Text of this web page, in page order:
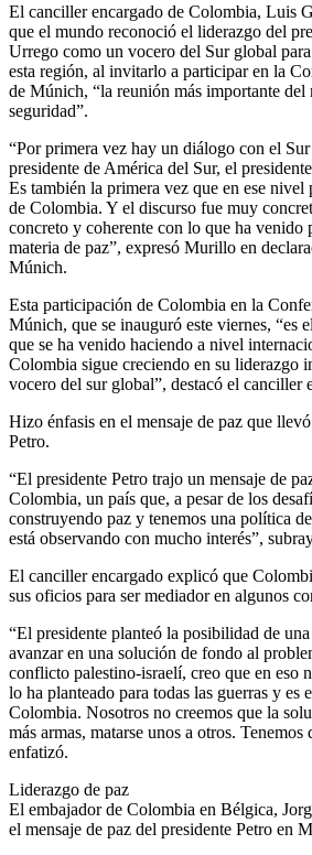
El canciller encargado de Colombia, Luis
que el mundo reconoció el liderazgo del
Urrego como un vocero del Sur global
esta región, al invitarlo a participar en la
de Múnich, “la reunión más importante del
seguridad”.
“Por primera vez hay un diálogo con el
presidente de América del Sur, el
Es también la primera vez que en ese nivel
de Colombia. Y el discurso fue muy
concreto y coherente con lo que ha venido
materia de paz”, expresó Murillo en
Múnich.
Esta participación de Colombia en la
Múnich, que se inauguró este viernes, “es
que se ha venido haciendo a nivel
Colombia sigue creciendo en su liderazgo
vocero del sur global”, destacó el canciller
Hizo énfasis en el mensaje de paz que
Petro.
“El presidente Petro trajo un mensaje de
Colombia, un país que, a pesar de los
construyendo paz y tenemos una política
está observando con mucho interés”,
El canciller encargado explicó que
sus oficios para ser mediador en algunos
“El presidente planteó la posibilidad de
avanzar en una solución de fondo al
conflicto palestino-israelí, creo que en eso
lo ha planteado para todas las guerras y es
Colombia. Nosotros no creemos que la
más armas, matarse unos a otros. Tenemos
enfatizó.
Lideraz​go de paz
​El embajador de Colombia en Bélgica,
el mensaje de paz del presidente Petro en